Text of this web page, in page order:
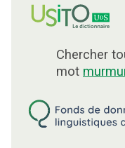
Chercher
mot